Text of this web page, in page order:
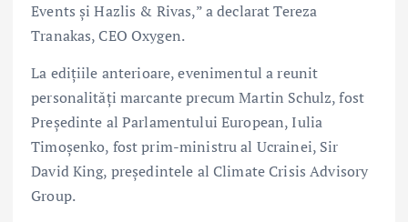
Events și Hazlis & Rivas,” a declarat Tereza
Tranakas, CEO Oxygen.
La edițiile anterioare, evenimentul a reunit
personalități marcante precum Martin Schulz, fost
Președinte al Parlamentului European, Iulia
Timoșenko, fost prim-ministru al Ucrainei, Sir
David King, președintele al Climate Crisis Advisory
Group.